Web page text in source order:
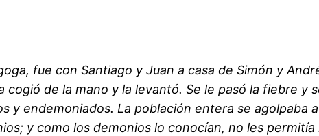
fue con Santiago y Juan a casa de Simón y
de la mano y la levantó. Se le pasó la fiebre y
y endemoniados. La población entera se agolpaba
y como los demonios lo conocían, no les permitía